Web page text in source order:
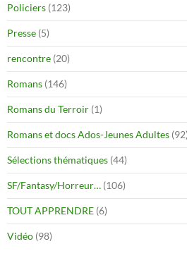
Policiers (123)
Presse (5)
rencontre (20)
Romans (146)
Romans du Terroir (1)
Romans et docs Ados-Jeunes Adultes (92)
Sélections thématiques (44)
SF/Fantasy/Horreur… (106)
TOUT APPRENDRE (6)
Vidéo (98)